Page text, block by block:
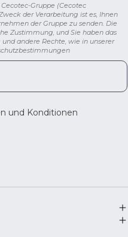
Gruppe (Cecotec
der Verarbeitung ist es, Ihnen
der Gruppe zu senden. Die
Zustimmung, und Sie haben das
andere Rechte, wie in unserer
und Konditionen